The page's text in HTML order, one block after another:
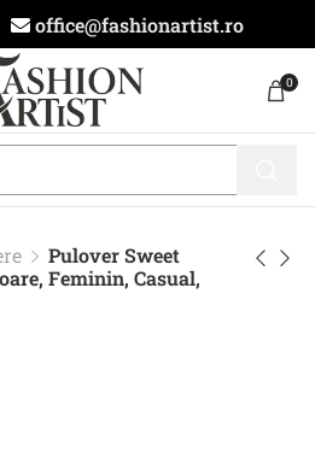
office@fashionartist.ro
0
Pulover Sweet
Feminin, Casual,